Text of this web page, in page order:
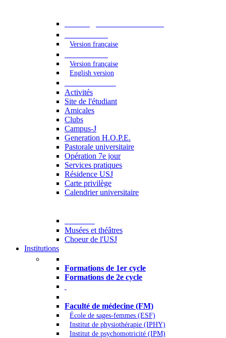
Version française
Version française
English version
Activités
Site de l'étudiant
Amicales
Clubs
Campus-J
Generation H.O.P.E.
Pastorale universitaire
Opération 7e jour
Services pratiques
Résidence USJ
Carte privilège
Calendrier universitaire
Musées et théâtres
Choeur de l'USJ
Institutions
Formations de 1er cycle
Formations de 2e cycle
Faculté de médecine (FM)
École de sages-femmes (ESF)
Institut de physiothérapie (IPHY)
Institut de psychomotricité (IPM)